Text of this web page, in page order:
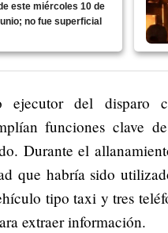
este miércoles 10 de
no fue superficial
ejecutor del disparo
funciones clave
Durante el
que habría sido
tipo taxi y tres
extraer información.